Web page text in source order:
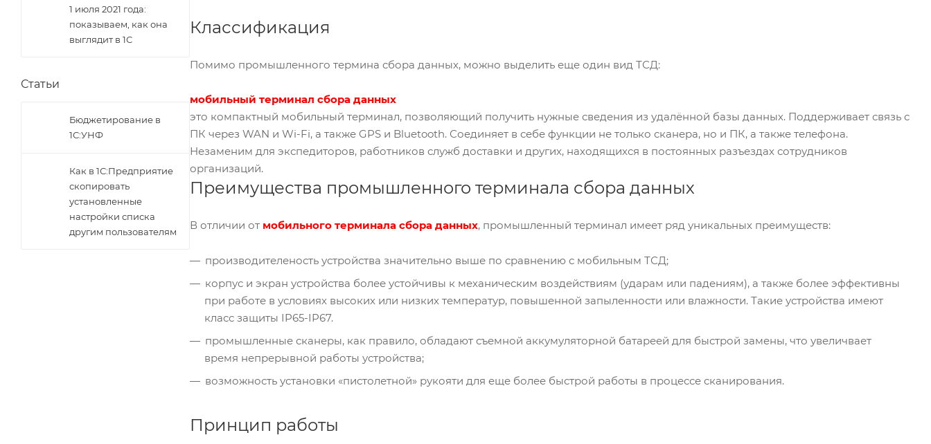
Классификация
Помимо промышленного термина сбора данных, можно выделить еще один вид ТСД:
мобильный терминал сбора данных
это компактный мобильный терминал, позволяющий получить нужные сведения из удалённой базы данных. Поддерживает связь с
ПК через WAN и Wi-Fi, а также GPS и Bluetooth. Соединяет в себе функции не только сканера, но и ПК, а также телефона.
Незаменим для экспедиторов, работников служб доставки и других, находящихся в постоянных разъездах сотрудников
организаций.
Преимущества промышленного терминала сбора данных
В отличии от мобильного терминала сбора данных, промышленный терминал имеет ряд уникальных преимуществ:
производителеность устройства значительно выше по сравнению с мобильным ТСД;
корпус и экран устройства более устойчивы к механическим воздействиям (ударам или падениям), а также более эффективны
при работе в условиях высоких или низких температур, повышенной запыленности или влажности. Такие устройства имеют
класс защиты IP65-IP67.
промышленные сканеры, как правило, обладают съемной аккумуляторной батареей для быстрой замены, что увеличвает
время непрерывной работы устройства;
возможность установки «пистолетной» рукояти для еще более быстрой работы в процессе сканирования.
Принцип работы
1 июля 2021 года:
показываем, как она
выглядит в 1С
Статьи
Бюджетирование в
1С:УНФ
Как в 1С:Предприятие
скопировать
установленные
настройки списка
другим пользователям